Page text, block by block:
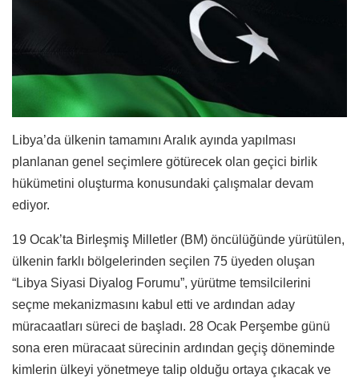
Libya’da ülkenin tamamını Aralık ayında yapılması
planlanan genel seçimlere götürecek olan geçici birlik
hükümetini oluşturma konusundaki çalışmalar devam
ediyor.
19 Ocak’ta Birleşmiş Milletler (BM) öncülüğünde yürütülen,
ülkenin farklı bölgelerinden seçilen 75 üyeden oluşan
“Libya Siyasi Diyalog Forumu”, yürütme temsilcilerini
seçme mekanizmasını kabul etti ve ardından aday
müracaatları süreci de başladı. 28 Ocak Perşembe günü
sona eren müracaat sürecinin ardından geçiş döneminde
kimlerin ülkeyi yönetmeye talip olduğu ortaya çıkacak ve